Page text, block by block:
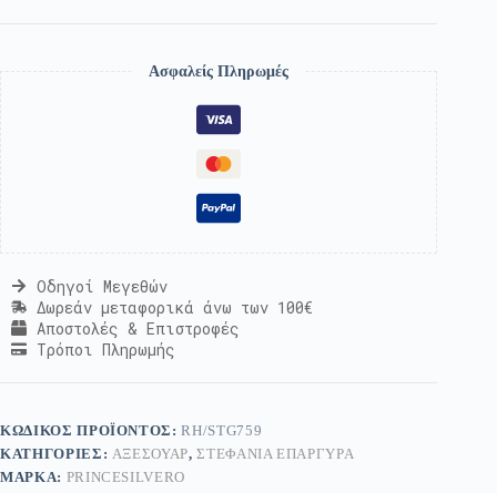
Ασφαλείς Πληρωμές
Οδηγοί Μεγεθών
Δωρεάν μεταφορικά άνω των 100€
Αποστολές & Επιστροφές
Τρόποι Πληρωμής
ΚΩΔΙΚΌΣ ΠΡΟΪΌΝΤΟΣ:RH/STG759
ΚΑΤΗΓΟΡΊΕΣ: ΑΞΕΣΟΥΆΡ,ΣΤΕΦΆΝΙΑ ΕΠΆΡΓΥΡΑ
ΜΆΡΚΑ: PRINCESILVERO